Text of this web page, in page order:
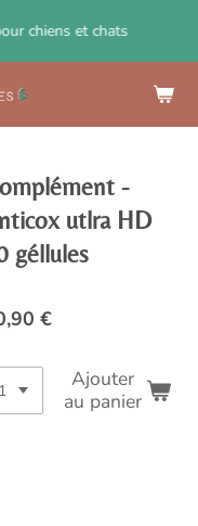
chiens et chats
-
utlra HD
géllules
€
Ajouter
au panier